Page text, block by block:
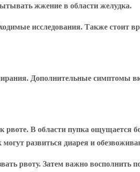
жжение в области желудка.
исследования. Также стоит
Дополнительные симптомы
В области пупка ощущается
развиться диарея и
рвоту. Затем важно восполнить